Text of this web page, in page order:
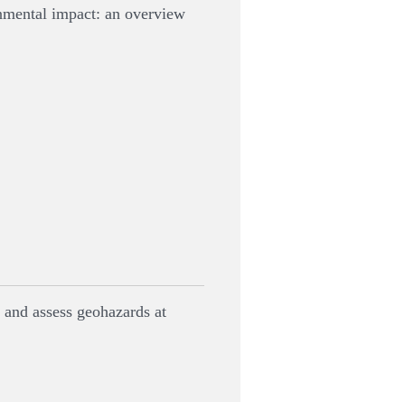
impact: an overview
assess geohazards at